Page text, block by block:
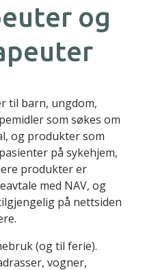
og
til barn, ungdom,
som søkes om
og produkter som
på sykehjem,
produkter er
med NAV, og
på nettsiden
(og til ferie).
vogner,